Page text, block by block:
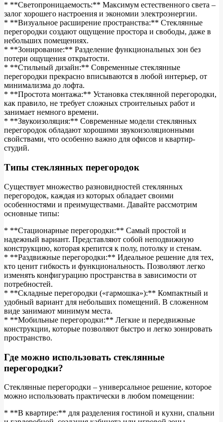
* **Светопроницаемость:** Максимум естественного света –
залог хорошего настроения и экономии электроэнергии.
* **Визуальное расширение пространства:** Стеклянные
перегородки создают ощущение простора и свободы, даже в
небольших помещениях.
* **Зонирование:** Разделение функциональных зон без
потери ощущения открытости.
* **Стильный дизайн:** Современные стеклянные
перегородки прекрасно вписываются в любой интерьер, от
минимализма до лофта.
* **Простота монтажа:** Установка стеклянной перегородки,
как правило, не требует сложных строительных работ и
занимает немного времени.
* **Звукоизоляция:** Современные модели стеклянных
перегородок обладают хорошими звукоизоляционными
свойствами, что особенно важно для офисов и квартир-
студий.
Типы стеклянных перегородок
Существует множество разновидностей стеклянных
перегородок, каждая из которых обладает своими
особенностями и преимуществами. Давайте рассмотрим
основные типы:
* **Стационарные перегородки:** Самый простой и
надежный вариант. Представляют собой неподвижную
конструкцию, которая крепится к полу, потолку и стенам.
* **Раздвижные перегородки:** Идеальное решение для тех,
кто ценит гибкость и функциональность. Позволяют легко
изменять конфигурацию пространства в зависимости от
потребностей.
* **Складные перегородки («гармошка»):** Компактный и
удобный вариант для небольших помещений. В сложенном
виде занимают минимум места.
* **Мобильные перегородки:** Легкие и передвижные
конструкции, которые позволяют быстро и легко зонировать
пространство.
Где можно использовать стеклянные
перегородки?
Стеклянные перегородки – универсальное решение, которое
можно использовать практически в любом помещении:
* **В квартире:** для разделения гостиной и кухни, спальни